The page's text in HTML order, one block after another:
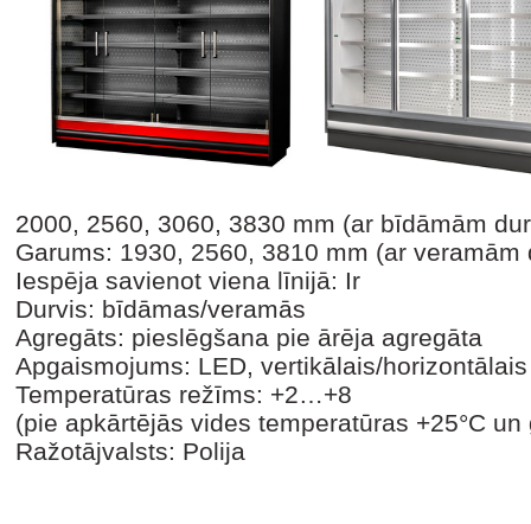
2000, 2560, 3060, 3830 mm (ar bīdāmām
Garums: 1930, 2560, 3810 mm (ar veramām
Iespēja savienot viena līnijā: Ir
Durvis: bīdāmas/veramās
Agregāts: pieslēgšana pie ārēja agregāta
Apgaismojums: LED, vertikālais/horizontālais
Temperatūras režīms: +2…+8
(pie apkārtējās vides temperatūras +25°C
Ražotājvalsts: Polija